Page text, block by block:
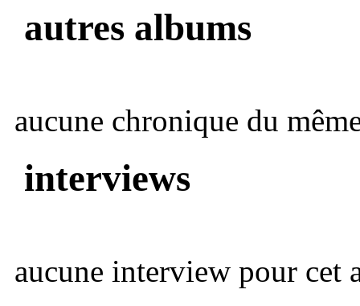
autres albums
aucune chronique du
interviews
aucune interview pour cet